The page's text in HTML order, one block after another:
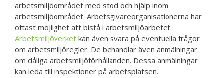
arbetsmiljöområdet med stöd och hjälp inom
arbetsmiljöområdet. Arbetsgivareorganisationerna har
oftast möjlighet att bistå i arbetsmiljöarbetet.
Arbetsmiljöverket kan även svara på eventuella frågor
om arbetsmiljöregler. De behandlar även anmälningar
om dåliga arbetsmiljöförhållanden. Dessa anmälningar
kan leda till inspektioner på arbetsplatsen.